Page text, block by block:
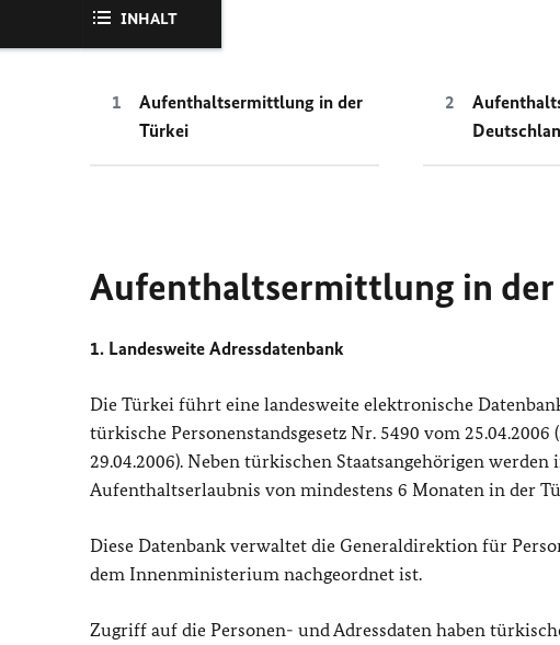
INHALT
Aufenthaltsermittlung in der
Türkei
Aufenthaltsermittlung in der
1. Landesweite Adressdatenbank
Die Türkei führt eine landesweite elektronische
türkische Personenstandsgesetz Nr. 5490 vom
29.04.2006). Neben türkischen Staatsangehörigen
Aufenthaltserlaubnis von mindestens 6 Monaten in der
Diese Datenbank verwaltet die Generaldirektion für
dem Innenministerium nachgeordnet ist.
Zugriff auf die Personen- und Adressdaten haben